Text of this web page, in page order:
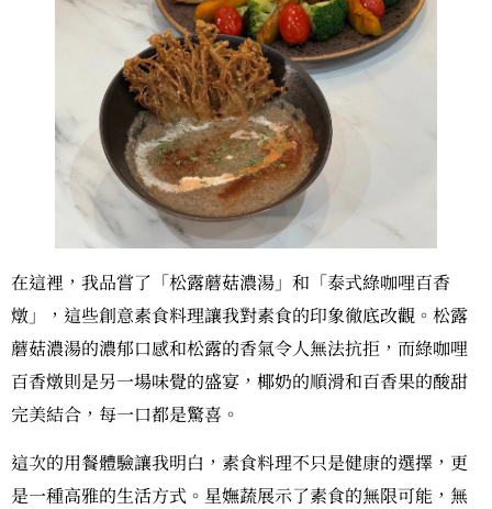
在這裡，我品嘗了「松露蘑菇濃湯」和「泰式綠咖哩百香
燉」，這些創意素食料理讓我對素食的印象徹底改觀。松露
蘑菇濃湯的濃郁口感和松露的香氣令人無法抗拒，而綠咖哩
百香燉則是另一場味覺的盛宴，椰奶的順滑和百香果的酸甜
完美結合，每一口都是驚喜。
這次的用餐體驗讓我明白，素食料理不只是健康的選擇，更
是一種高雅的生活方式。星嫵蔬展示了素食的無限可能，無